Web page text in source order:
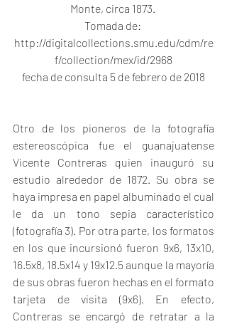
Monte, circa 1873.
Tomada de:
http://digitalcollections.smu.edu/cdm/re
f/collection/mex/id/2968
fecha de consulta 5 de febrero de 2018
Otro de los pioneros de la fotografía
estereoscópica fue el guanajuatense
Vicente Contreras quien inauguró su
estudio alrededor de 1872. Su obra se
haya impresa en papel albuminado el cual
le da un tono sepia característico
(fotografía 3). Por otra parte, los formatos
en los que incursionó fueron 9x6, 13x10,
16.5x8, 18.5x14 y 19x12.5 aunque la mayoría
de sus obras fueron hechas en el formato
tarjeta de visita (9x6). En efecto,
Contreras se encargó de retratar a la